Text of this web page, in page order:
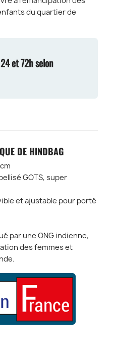
du quartier de
et 72h selon
DE HINDBAG
GOTS, super
et ajustable pour porté
par une ONG indienne,
des femmes et